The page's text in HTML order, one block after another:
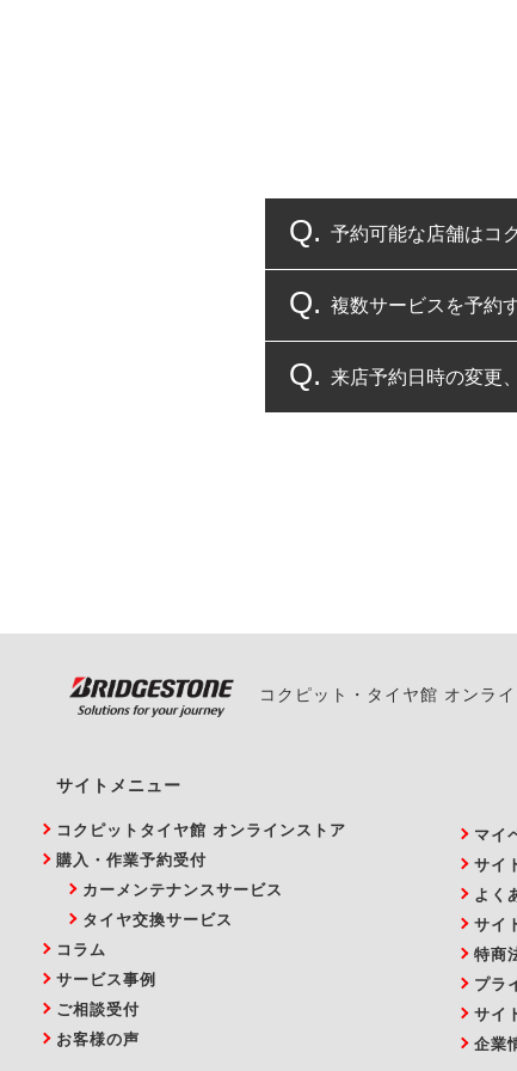
予約可能な店舗はコ
コクピット・タイヤ
複数サービスを予約
複数サービスのご予
来店予約日時の変更
また、やむを得な
コクピット・タイヤ館 オンラ
サイトメニュー
コクピットタイヤ館 オンラインストア
購入・作業予約受付
カーメンテナンスサービス
タイヤ交換サービス
コラム
サービス事例
ご相談受付
お客様の声
マイ
サイ
よく
サイ
特商
プラ
サイ
企業